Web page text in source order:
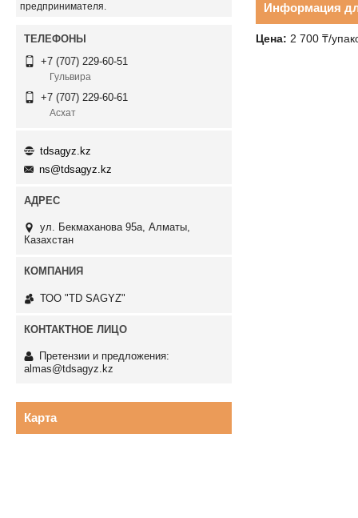
Информация
Цена: 2 700 ₸/
предпринимателя.
+7 (707) 229-60-51
Гульвира
+7 (707) 229-60-61
Асхат
tdsagyz.kz
ns@tdsagyz.kz
ул. Бекмаханова 95а, Алматы,
Казахстан
ТОО "TD SAGYZ"
Претензии и предложения:
almas@tdsagyz.kz
Карта